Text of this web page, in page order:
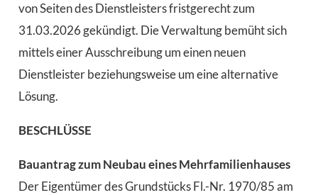
von Seiten des Dienstleisters fristgerecht zum
31.03.2026 gekündigt. Die Verwaltung bemüht sich
mittels einer Ausschreibung um einen neuen
Dienstleister beziehungsweise um eine alternative
Lösung.
BESCHLÜSSE
Bauantrag zum Neubau eines Mehrfamilienhauses
Der Eigentümer des Grundstücks Fl.-Nr. 1970/85 am